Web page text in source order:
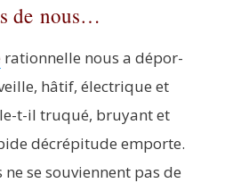
de nous…
ration­nelle nous a dépor­
hâtif, élec­trique et
t-il tru­qué, bruyant et
décré­pi­tude emporte.
ne se sou­viennent pas de